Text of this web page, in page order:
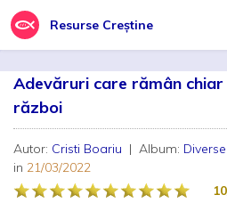
Resurse Creștine
Adevăruri care rămân chiar
război
Autor: Cristi Boariu | Album: Diverse
in 21/03/2022
10